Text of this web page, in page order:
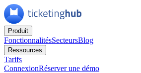
Produit
FonctionnalitésSecteursBlog
Ressources
Tarifs
ConnexionRéserver une démo